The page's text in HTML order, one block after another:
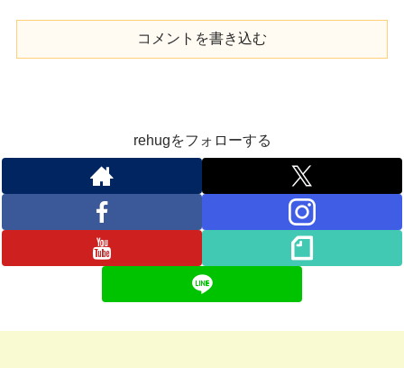
コメントを書き込む
rehugをフォローする